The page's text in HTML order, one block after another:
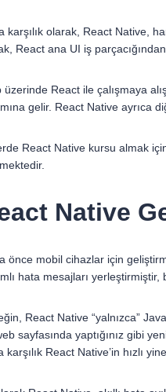
karşılık olarak, React Native,
React ana UI iş
üzerinde React ile çalışmaya
gelir. React Native ayrıca
React Native kursu almak
Native
önce mobil cihazlar için
hata mesajları
React Native “yalnızca”
sayfasında yaptığınız gibi
karşılık React Native’in hızlı